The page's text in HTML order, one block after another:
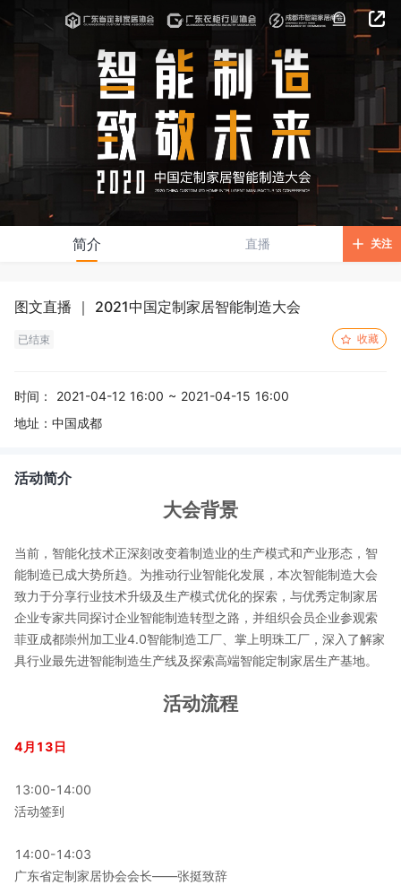
简介 直播 关注
图文直播 ｜ 2021中国定制家居智能制造大会
已结束 收藏
时间：
2021-04-12 16:00 ~ 2021-04-15 16:00
地址： 中国成都
活动简介
大会背景
当前，智能化技术正深刻改变着制造业的生产模式和产业形态，智
能制造已成大势所趋。为推动行业智能化发展，本次智能制造大会
致力于分享行业技术升级及生产模式优化的探索，与优秀定制家居
企业专家共同探讨企业智能制造转型之路，并组织会员企业参观索
菲亚成都崇州加工业4.0智能制造工厂、掌上明珠工厂，深入了解家
具行业最先进智能制造生产线及探索高端智能定制家居生产基地。
活动流程
4月13日
13:00-14:00
活动签到
14:00-14:03
广东省定制家居协会会长——张挺致辞